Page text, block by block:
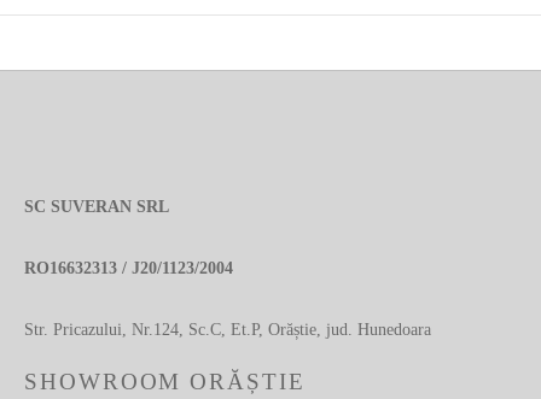
SC SUVERAN SRL
RO16632313 / J20/1123/2004
Str. Pricazului, Nr.124, Sc.C, Et.P, Orăștie, jud. Hunedoara
SHOWROOM ORĂȘTIE